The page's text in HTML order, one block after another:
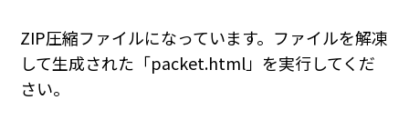
ZIP圧縮ファイルになっています。ファイルを解凍
して生成された「packet.html」を実行してくだ
さい。